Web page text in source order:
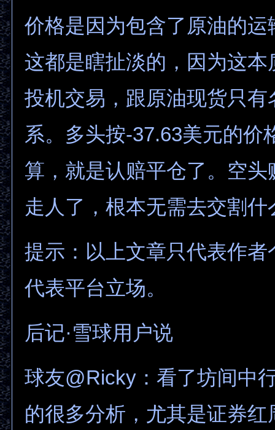
价格是因为包含了原油的运
这都是瞎扯淡的，因为这本
投机交易，跟原油现货只有
系。多头按-37.63美元的价
算，就是认赔平仓了。空头
走人了，根本无需去交割什
提示：以上文章只代表作者
代表平台立场。
后记·雪球用户说
球友@Ricky：看了坊间中
的很多分析，尤其是证券红